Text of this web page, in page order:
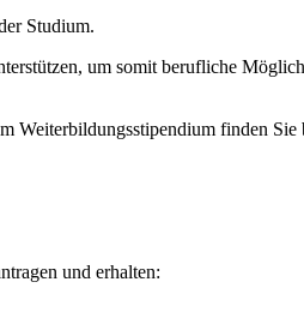
Studium.
um somit berufliche
Weiterbildungsstipendium finden Sie
und erhalten: